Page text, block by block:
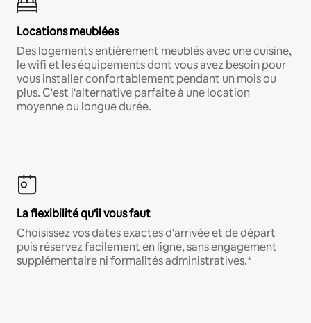
Locations meublées
Des logements entièrement meublés avec une cuisine,
le wifi et les équipements dont vous avez besoin pour
vous installer confortablement pendant un mois ou
plus. C'est l'alternative parfaite à une location
moyenne ou longue durée.
La flexibilité qu'il vous faut
Choisissez vos dates exactes d'arrivée et de départ
puis réservez facilement en ligne, sans engagement
supplémentaire ni formalités administratives.*